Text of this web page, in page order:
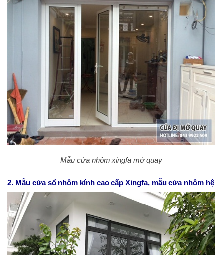
Mẫu cửa nhôm xingfa mở quay
2. Mẫu cửa sổ nhôm kính cao cấp Xingfa, mẫu cửa nhôm hệ